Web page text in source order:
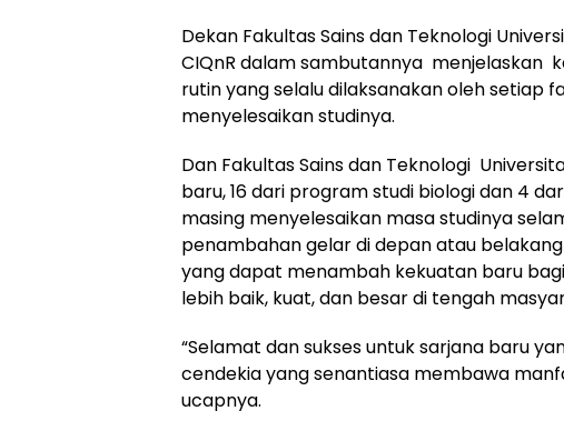
Dekan Fakultas Sains dan Teknologi
CIQnR dalam sambutannya menjelaskan
rutin yang selalu dilaksanakan oleh setiap
menyelesaikan studinya.
Dan Fakultas Sains dan Teknologi
baru, 16 dari program studi biologi dan 4
masing menyelesaikan masa studinya
penambahan gelar di depan atau
yang dapat menambah kekuatan baru
lebih baik, kuat, dan besar di tengah
“Selamat dan sukses untuk sarjana baru
cendekia yang senantiasa membawa
ucapnya.